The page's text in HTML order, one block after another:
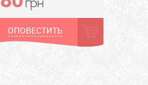
ОПОВЕСТИТЬ